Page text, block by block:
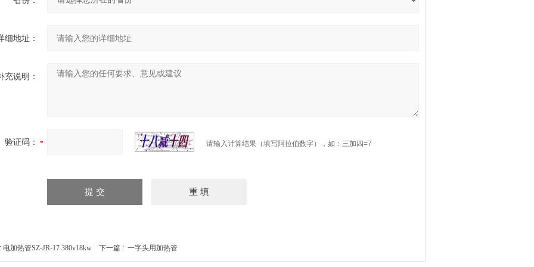
细地址：
充说明：
验证码： 请输入计算结果（填写阿拉伯数字），如：三加四=7
电加热管SZ-JR-17 380v18kw 下一篇 : 一字头用加热管